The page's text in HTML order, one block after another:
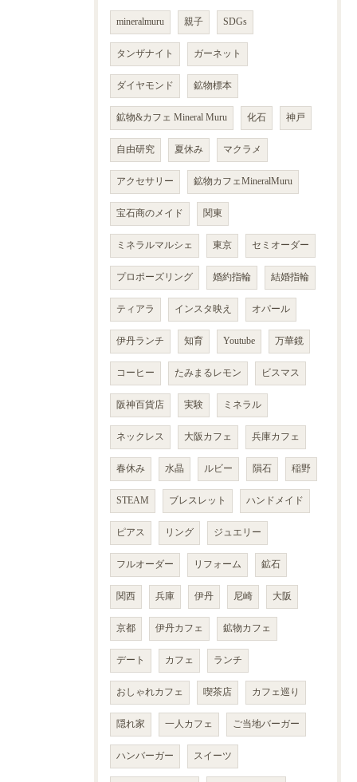
mineralmuru 親子 SDGs
タンザナイト ガーネット
ダイヤモンド 鉱物標本
鉱物&カフェ Mineral Muru 化石 神戸
自由研究 夏休み マクラメ
アクセサリー 鉱物カフェMineralMuru
宝石商のメイド 関東
ミネラルマルシェ 東京 セミオーダー
プロポーズリング 婚約指輪 結婚指輪
ティアラ インスタ映え オパール
伊丹ランチ 知育 Youtube 万華鏡
コーヒー たみまるレモン ビスマス
阪神百貨店 実験 ミネラル
ネックレス 大阪カフェ 兵庫カフェ
春休み 水晶 ルビー 隕石 稲野
STEAM ブレスレット ハンドメイド
ピアス リング ジュエリー
フルオーダー リフォーム 鉱石
関西 兵庫 伊丹 尼崎 大阪
京都 伊丹カフェ 鉱物カフェ
デート カフェ ランチ
おしゃれカフェ 喫茶店 カフェ巡り
隠れ家 一人カフェ ご当地バーガー
ハンバーガー スイーツ